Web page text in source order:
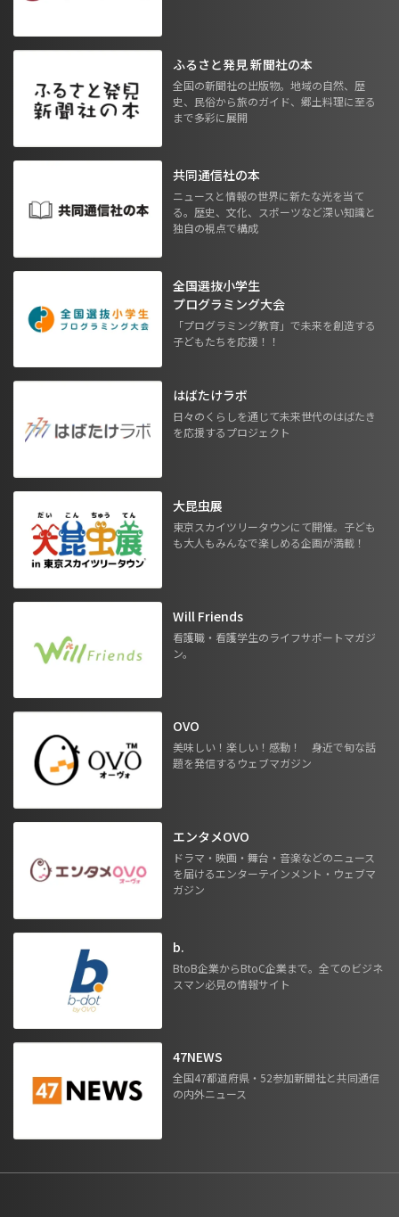
ふるさと発見 新聞社の本
全国の新聞社の出版物。地域の自然、歴
史、民俗から旅のガイド、郷土料理に至る
まで多彩に展開
共同通信社の本
ニュースと情報の世界に新たな光を当て
る。歴史、文化、スポーツなど深い知識と
独自の視点で構成
全国選抜小学生
プログラミング大会
「プログラミング教育」で未来を創造する
子どもたちを応援！！
はばたけラボ
日々のくらしを通じて未来世代のはばたき
を応援するプロジェクト
大昆虫展
東京スカイツリータウンにて開催。子ども
も大人もみんなで楽しめる企画が満載！
Will Friends
看護職・看護学生のライフサポートマガジ
ン。
OVO
美味しい！楽しい！感動！ 身近で旬な話
題を発信するウェブマガジン
エンタメOVO
ドラマ・映画・舞台・音楽などのニュース
を届けるエンターテインメント・ウェブマ
ガジン
b.
BtoB企業からBtoC企業まで。全てのビジネ
スマン必見の情報サイト
47NEWS
全国47都道府県・52参加新聞社と共同通信
の内外ニュース